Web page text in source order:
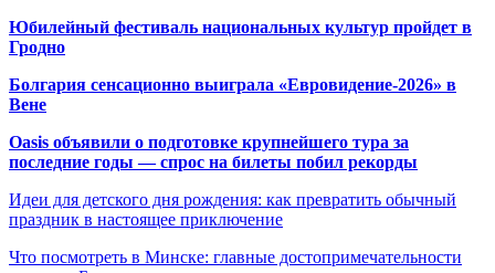
Юбилейный фестиваль национальных культур пройдет в
Гродно
Болгария сенсационно выиграла «Евровидение-2026» в
Вене
Oasis объявили о подготовке крупнейшего тура за
последние годы — спрос на билеты побил рекорды
Идеи для детского дня рождения: как превратить обычный
праздник в настоящее приключение
Что посмотреть в Минске: главные достопримечательности